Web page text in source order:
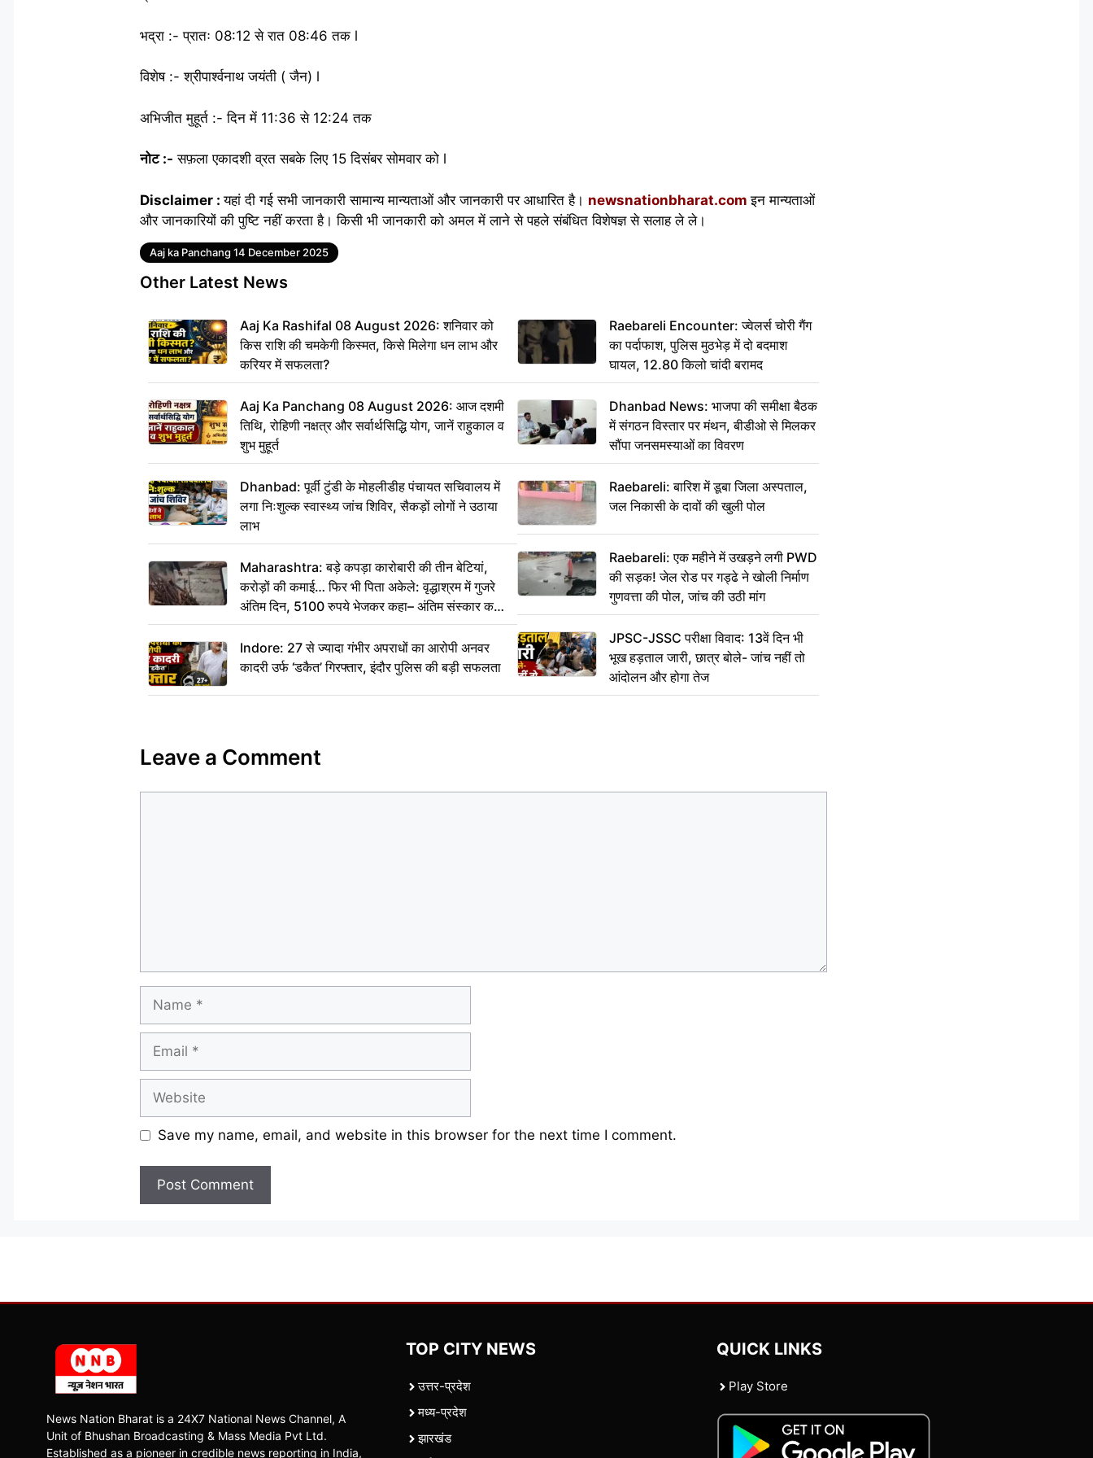
भद्रा :- प्रातः 08:12 से रात 08:46 तक l
विशेष :- श्रीपार्श्वनाथ जयंती ( जैन) l
अभिजीत मुहूर्त :- दिन में 11:36 से 12:24 तक
नोट :- सफ़ला एकादशी व्रत सबके लिए 15 दिसंबर सोमवार को l
Disclaimer :यहां दी गई सभी जानकारी सामान्य मान्यताओं और जानकारी पर आधारित है। newsnationbharat.comइन मान्यताओं
और जानकारियों की पुष्टि नहीं करता है। किसी भी जानकारी को अमल में लाने से पहले संबंधित विशेषज्ञ से सलाह ले ले।
Tags
Aaj ka Panchang 14 December 2025
Other Latest News
Aaj Ka Rashifal 08 August 2026: शनिवार को
किस राशि की चमकेगी किस्मत, किसे मिलेगा धन लाभ और
करियर में सफलता?
Aaj Ka Panchang 08 August 2026: आज दशमी
तिथि, रोहिणी नक्षत्र और सर्वार्थसिद्धि योग, जानें राहुकाल व
शुभ मुहूर्त
Dhanbad: पूर्वी टुंडी के मोहलीडीह पंचायत सचिवालय में
लगा निःशुल्क स्वास्थ्य जांच शिविर, सैकड़ों लोगों ने उठाया
लाभ
Maharashtra: बड़े कपड़ा कारोबारी की तीन बेटियां,
करोड़ों की कमाई… फिर भी पिता अकेले: वृद्धाश्रम में गुजरे
अंतिम दिन, 5100 रुपये भेजकर कहा– अंतिम संस्कार कर
दीजिए हम नहीं आ पाएंगे
Indore: 27 से ज्यादा गंभीर अपराधों का आरोपी अनवर
कादरी उर्फ ‘डकैत’ गिरफ्तार, इंदौर पुलिस की बड़ी सफलता
Raebareli Encounter: ज्वेलर्स चोरी गैंग
का पर्दाफाश, पुलिस मुठभेड़ में दो बदमाश
घायल, 12.80 किलो चांदी बरामद
Dhanbad News: भाजपा की समीक्षा बैठक
में संगठन विस्तार पर मंथन, बीडीओ से मिलकर
सौंपा जनसमस्याओं का विवरण
Raebareli: बारिश में डूबा जिला अस्पताल,
जल निकासी के दावों की खुली पोल
Raebareli: एक महीने में उखड़ने लगी PWD
की सड़क! जेल रोड पर गड्ढे ने खोली निर्माण
गुणवत्ता की पोल, जांच की उठी मांग
JPSC-JSSC परीक्षा विवाद: 13वें दिन भी
भूख हड़ताल जारी, छात्र बोले- जांच नहीं तो
आंदोलन और होगा तेज
Leave a Comment
Save my name, email, and website in this browser for the next time I comment.
News Nation Bharat is a 24X7 National News Channel, A
Unit of Bhushan Broadcasting & Mass Media Pvt Ltd.
Established as a pioneer in credible news reporting in India,
TOP CITY NEWS
उत्तर-प्रदेश
मध्य-प्रदेश
झारखंड
QUICK LINKS
Play Store